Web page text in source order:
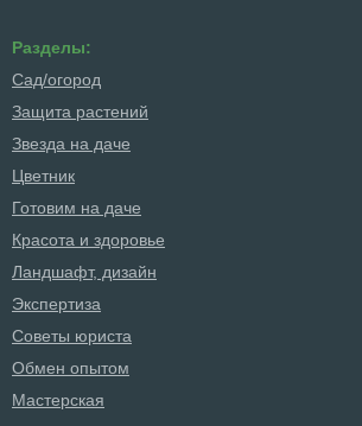
Разделы:
Сад/огород
Защита растений
Звезда на даче
Цветник
Готовим на даче
Красота и здоровье
Ландшафт, дизайн
Экспертиза
Советы юриста
Обмен опытом
Мастерская